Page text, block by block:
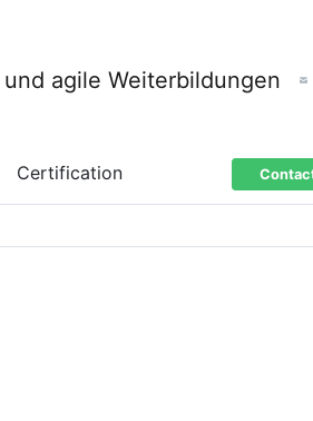
Certification